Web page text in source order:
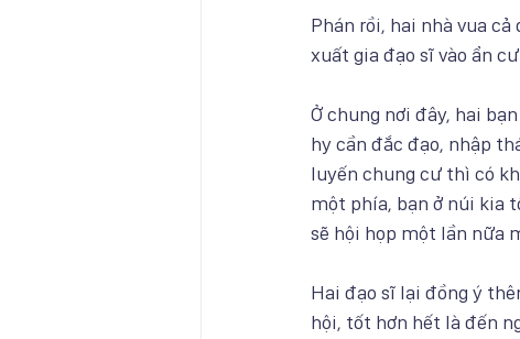
Phán rồi, hai nhà vua
xuất gia đạo sĩ vào ẩn
Ở chung nơi đây, hai
hy cần đắc đạo, nhập
luyến chung cư thì có
một phía, bạn ở núi kia
sẽ hội họp một lần nữa
Hai đạo sĩ lại đồng ý
hội, tốt hơn hết là đến